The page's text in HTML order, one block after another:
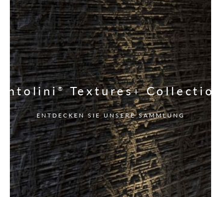
®Textures+
ENTDECKEN SIE UNSERE SAMMLUNG